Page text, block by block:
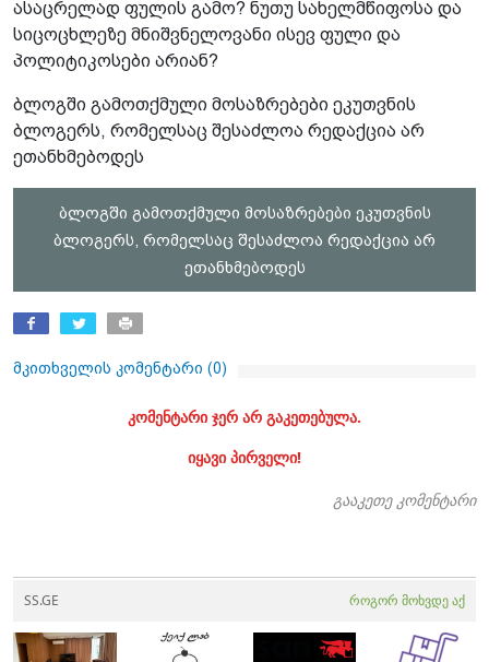
ასაცრელად ფულის გამო? ნუთუ სახელმწიფოსა და
სიცოცხლეზე მნიშვნელოვანი ისევ ფული და
პოლიტიკოსები არიან?
ბლოგში გამოთქმული მოსაზრებები ეკუთვნის
ბლოგერს, რომელსაც შესაძლოა რედაქცია არ
ეთანხმებოდეს
ბლოგში გამოთქმული მოსაზრებები ეკუთვნის
ბლოგერს, რომელსაც შესაძლოა რედაქცია არ
ეთანხმებოდეს
მკითხველის კომენტარი (0)
კომენტარი ჯერ არ გაკეთებულა.
იყავი პირველი!
გააკეთე კომენტარი
SS.GE როგორ მოხვდე აქ